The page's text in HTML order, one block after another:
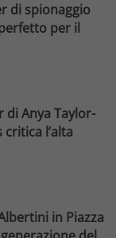
di spionaggio
per il
di Anya Taylor-
critica l’alta
in Piazza